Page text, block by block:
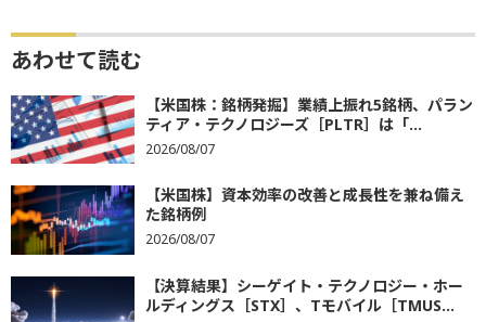
あわせて読む
【米国株：銘柄発掘】業績上振れ5銘柄、パラン
ティア・テクノロジーズ［PLTR］は「...
2026/08/07
【米国株】資本効率の改善と成長性を兼ね備え
た銘柄例
2026/08/07
【決算結果】シーゲイト・テクノロジー・ホー
ルディングス［STX］、Tモバイル［TMUS...